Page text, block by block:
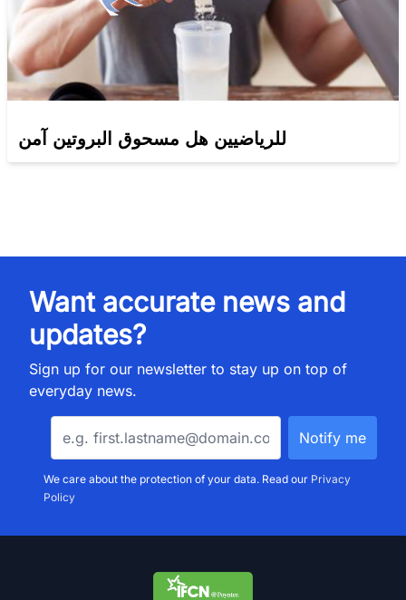
للرياضيين هل مسحوق البروتين آمن
Want accurate news and
updates?
Sign up for our newsletter to stay up on top of
everyday news.
We care about the protection of your data. Read our Privacy
Policy